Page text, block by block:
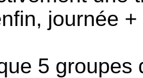
journée
5 groupes